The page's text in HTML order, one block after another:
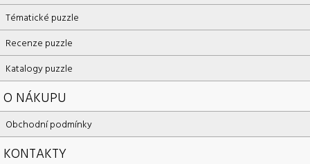
Tématické puzzle
Recenze puzzle
Katalogy puzzle
O NÁKUPU
Obchodní podmínky
KONTAKTY